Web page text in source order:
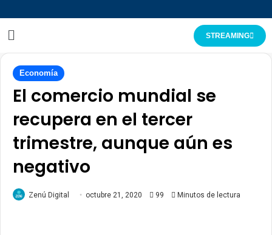
STREAMING
Economía
El comercio mundial se
recupera en el tercer
trimestre, aunque aún es
negativo
Zenú Digital octubre 21, 2020 99 Minutos de lectura